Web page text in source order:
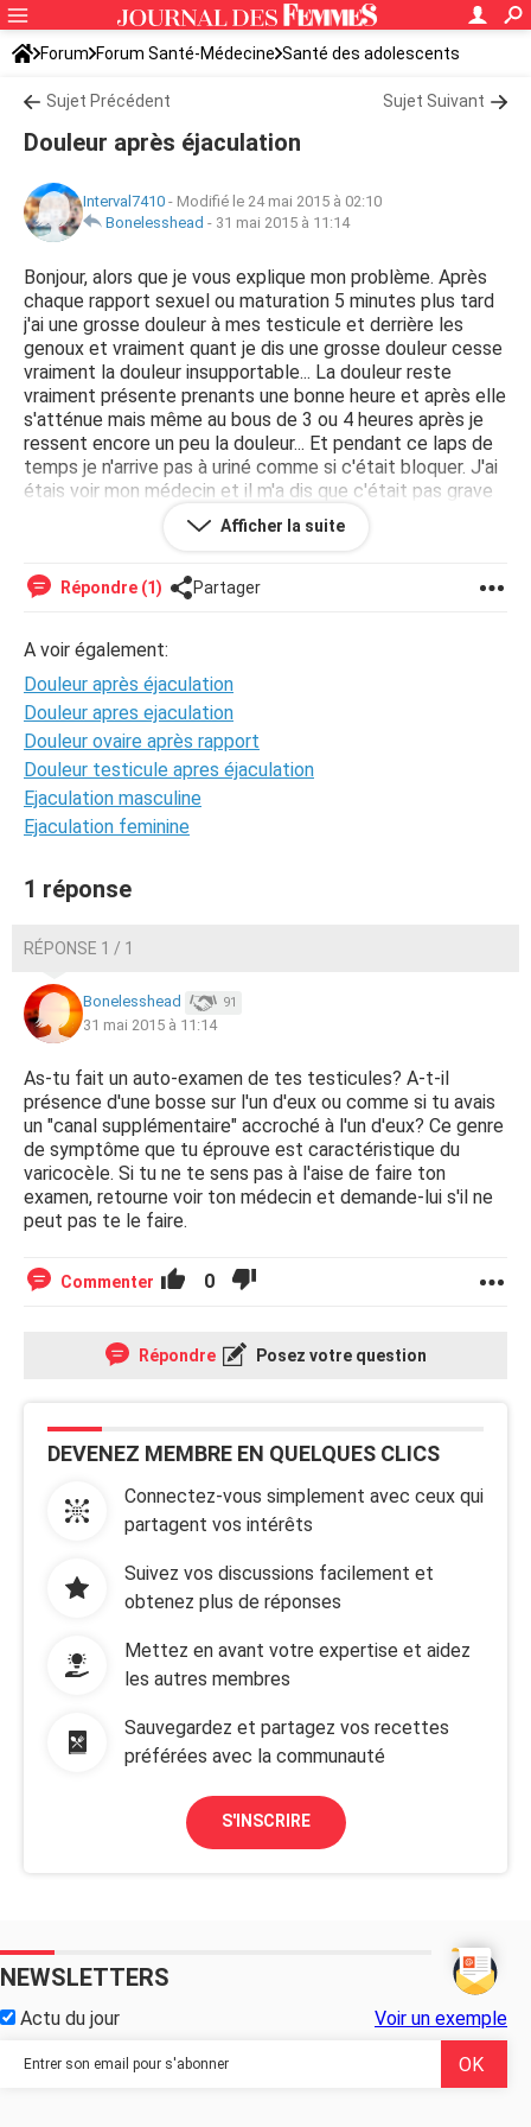
Forum Forum Santé-Médecine Santé des adolescents
Sujet Précédent Sujet Suivant
Douleur après éjaculation
Interval7410 - Modifié le 24 mai 2015 à 02:10
Bonelesshead - 31 mai 2015 à 11:14
Bonjour, alors que je vous explique mon problème. Après
chaque rapport sexuel ou maturation 5 minutes plus tard
j'ai une grosse douleur à mes testicule et derrière les
genoux et vraiment quant je dis une grosse douleur cesse
vraiment la douleur insupportable... La douleur reste
vraiment présente prenants une bonne heure et après elle
s'atténue mais même au bous de 3 ou 4 heures après je
ressent encore un peu la douleur... Et pendant ce laps de
temps je n'arrive pas à uriné comme si c'était bloquer. J'ai
étais voir mon médecin et il m'a dis que c'était pas grave
sans me donner plus de détail et ma prescrit des
doliprane.. J'aurais vraiment besoin d'aide svp
Afficher la suite
Répondre (1) Partager
A voir également:
Douleur après éjaculation
Douleur apres ejaculation
Douleur ovaire après rapport
Douleur testicule apres éjaculation
Ejaculation masculine
Ejaculation feminine
1 réponse
RÉPONSE 1 / 1
Bonelesshead 91
31 mai 2015 à 11:14
As-tu fait un auto-examen de tes testicules? A-t-il
présence d'une bosse sur l'un d'eux ou comme si tu avais
un "canal supplémentaire" accroché à l'un d'eux? Ce genre
de symptôme que tu éprouve est caractéristique du
varicocèle. Si tu ne te sens pas à l'aise de faire ton
examen, retourne voir ton médecin et demande-lui s'il ne
peut pas te le faire.
Commenter 0
Répondre Posez votre question
DEVENEZ MEMBRE EN QUELQUES CLICS
Connectez-vous simplement avec ceux qui
partagent vos intérêts
Suivez vos discussions facilement et
obtenez plus de réponses
Mettez en avant votre expertise et aidez
les autres membres
Sauvegardez et partagez vos recettes
préférées avec la communauté
S'INSCRIRE
NEWSLETTERS
Actu du jour Voir un exemple